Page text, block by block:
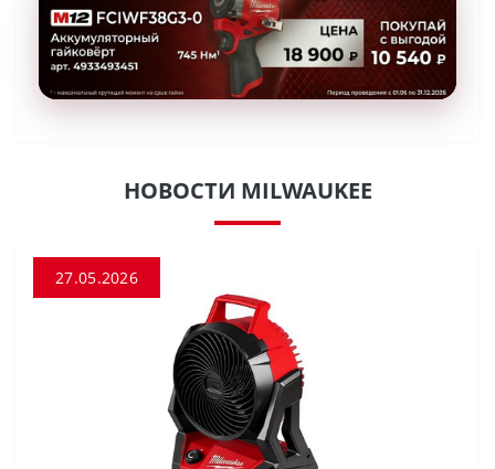
НОВОСТИ MILWAUKEE
27.05.2026